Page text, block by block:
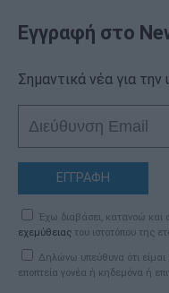
Εγγραφή στο
Σημαντικά νέα για
ΕΓΓΡΑΦΗ
Έχω διαβάσει, κατανοώ και
εχεμύθειας του ιστοτόπου της
Δηλώνω υπεύθυνα ότι
εποπτεία γονέα ή κηδεμόνα ή